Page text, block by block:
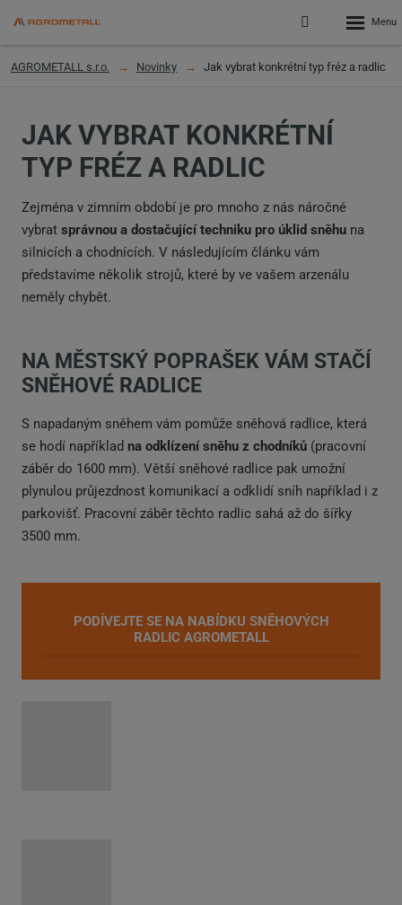
Přihlášení
do
klienstké
menu
AGROMETALL s.r.o. Novinky Jak vybrat konkrétní typ fréz a radlic
JAK VYBRAT KONKRÉTNÍ
TYP FRÉZ A RADLIC
Zejména v zimním období je pro mnoho z nás náročné
vybrat správnou a dostačující techniku pro úklid sněhu na
silnicích a chodnících. V následujícím článku vám
představíme několik strojů, které by ve vašem arzenálu
neměly chybět.
NA MĚSTSKÝ POPRAŠEK VÁM STAČÍ
SNĚHOVÉ RADLICE
S napadaným sněhem vám pomůže sněhová radlice, která
se hodí například na odklízení sněhu z chodníků (pracovní
záběr do 1600 mm). Větší sněhové radlice pak umožní
plynulou průjezdnost komunikací a odklidí sníh například i z
parkovišť. Pracovní záběr těchto radlic sahá až do šířky
3500 mm.
PODÍVEJTE SE NA NABÍDKU SNĚHOVÝCH
RADLIC AGROMETALL